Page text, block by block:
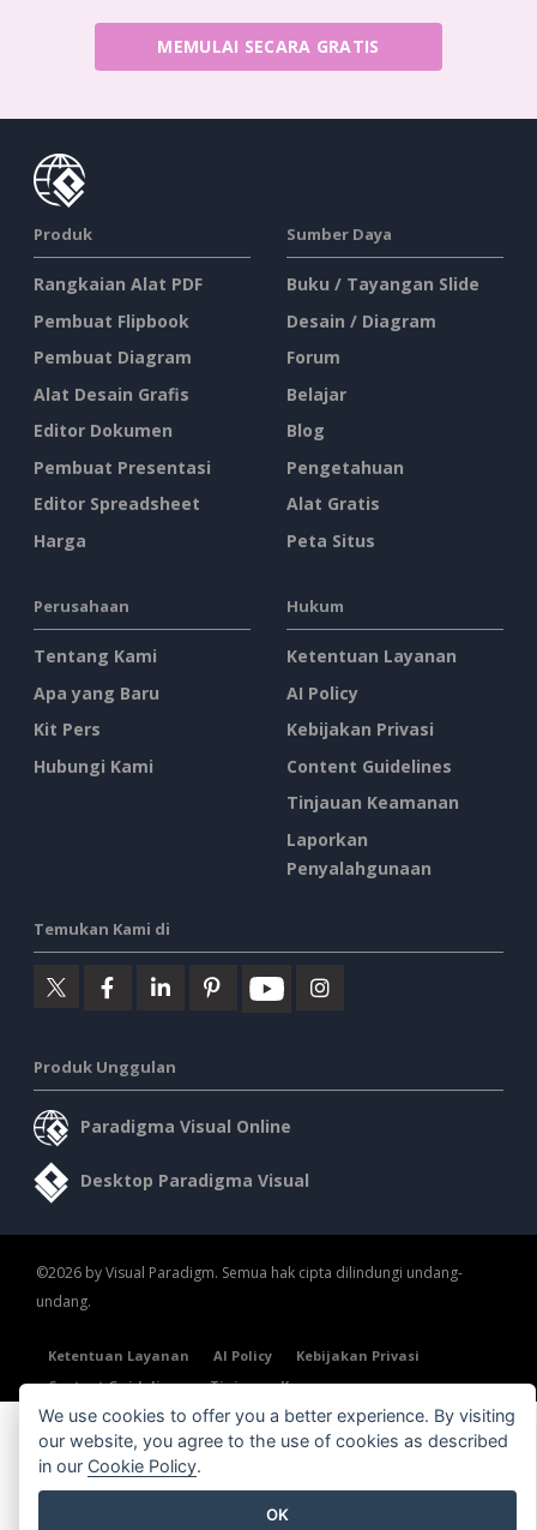
MEMULAI SECARA GRATIS
Produk
Rangkaian Alat PDF
Pembuat Flipbook
Pembuat Diagram
Alat Desain Grafis
Editor Dokumen
Pembuat Presentasi
Editor Spreadsheet
Harga
Sumber Daya
Buku / Tayangan Slide
Desain / Diagram
Forum
Belajar
Blog
Pengetahuan
Alat Gratis
Peta Situs
Perusahaan
Tentang Kami
Apa yang Baru
Kit Pers
Hubungi Kami
Hukum
Ketentuan Layanan
AI Policy
Kebijakan Privasi
Content Guidelines
Tinjauan Keamanan
Laporkan
Penyalahgunaan
Temukan Kami di
Produk Unggulan
Paradigma Visual Online
Desktop Paradigma Visual
©2026 by Visual Paradigm. Semua hak cipta dilindungi undang-
undang.
Ketentuan Layanan AI Policy
Kebijakan Privasi
Content Guidelines
Tinjauan Keamanan
We use cookies to offer you a better experience. By visiting
our website, you agree to the use of cookies as described
in our Cookie Policy.
OK